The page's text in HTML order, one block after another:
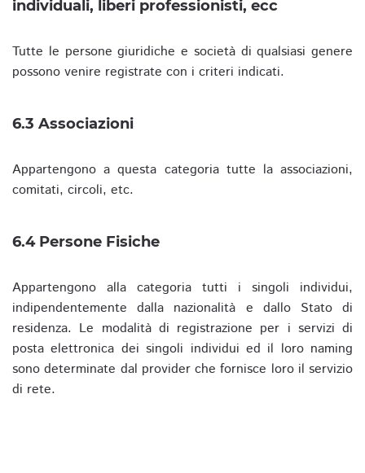
individuali, liberi professionisti, ecc
Tutte le persone giuridiche e società di qualsiasi genere
possono venire registrate con i criteri indicati.
6.3 Associazioni
Appartengono a questa categoria tutte la associazioni,
comitati, circoli, etc.
6.4 Persone Fisiche
Appartengono alla categoria tutti i singoli individui,
indipendentemente dalla nazionalità e dallo Stato di
residenza. Le modalità di registrazione per i servizi di
posta elettronica dei singoli individui ed il loro naming
sono determinate dal provider che fornisce loro il servizio
di rete.